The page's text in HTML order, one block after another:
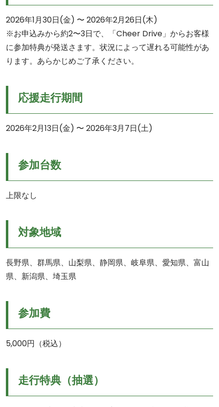
2026年1月30日(金) 〜 2026年2月26日(木)
※お申込みから約2〜3日で、「Cheer Drive」からお客様
に参加特典が発送さます。状況によって遅れる可能性があ
ります。あらかじめご了承ください。
応援走行期間
2026年2月13日(金) 〜 2026年3月7日(土)
参加台数
上限なし
対象地域
長野県、群馬県、山梨県、静岡県、岐阜県、愛知県、富山
県、新潟県、埼玉県
参加費
5,000円（税込）
走行特典（抽選）